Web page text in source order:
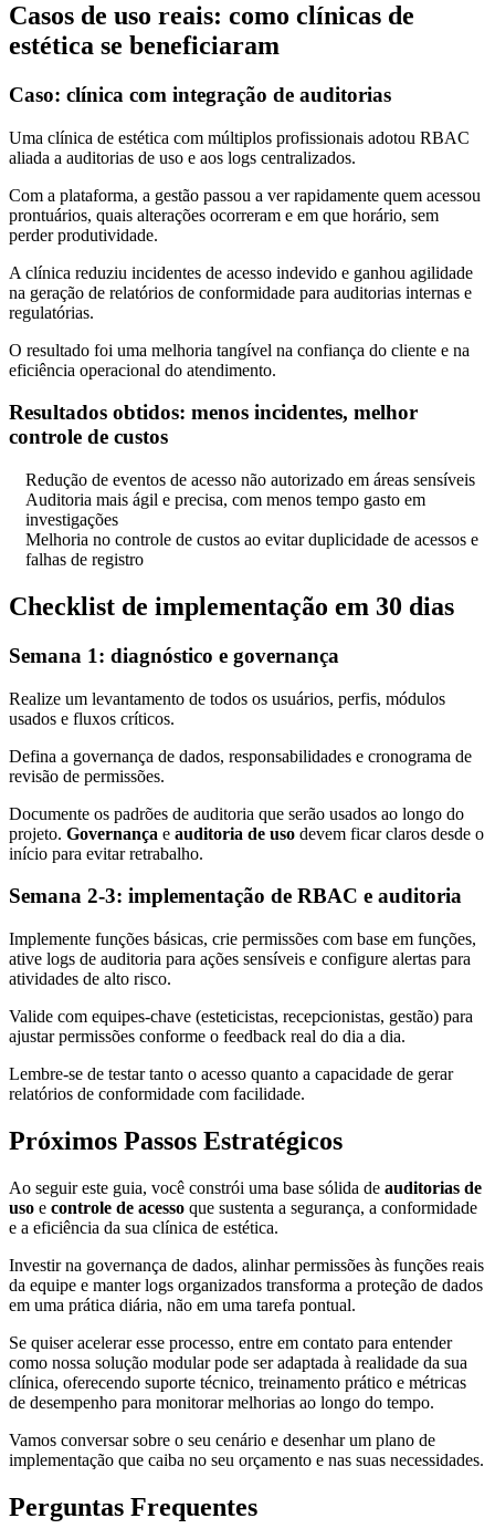
Casos de uso reais: como clínicas de
estética se beneficiaram
Caso: clínica com integração de auditorias
Uma clínica de estética com múltiplos profissionais adotou RBAC
aliada a auditorias de uso e aos logs centralizados.
Com a plataforma, a gestão passou a ver rapidamente quem acessou
prontuários, quais alterações ocorreram e em que horário, sem
perder produtividade.
A clínica reduziu incidentes de acesso indevido e ganhou agilidade
na geração de relatórios de conformidade para auditorias internas e
regulatórias.
O resultado foi uma melhoria tangível na confiança do cliente e na
eficiência operacional do atendimento.
Resultados obtidos: menos incidentes, melhor
controle de custos
Redução de eventos de acesso não autorizado em áreas sensíveis
Auditoria mais ágil e precisa, com menos tempo gasto em
investigações
Melhoria no controle de custos ao evitar duplicidade de acessos e
falhas de registro
Checklist de implementação em 30 dias
Semana 1: diagnóstico e governança
Realize um levantamento de todos os usuários, perfis, módulos
usados e fluxos críticos.
Defina a governança de dados, responsabilidades e cronograma de
revisão de permissões.
Documente os padrões de auditoria que serão usados ao longo do
projeto. Governança e auditoria de uso devem ficar claros desde o
início para evitar retrabalho.
Semana 2-3: implementação de RBAC e auditoria
Implemente funções básicas, crie permissões com base em funções,
ative logs de auditoria para ações sensíveis e configure alertas para
atividades de alto risco.
Valide com equipes-chave (esteticistas, recepcionistas, gestão) para
ajustar permissões conforme o feedback real do dia a dia.
Lembre-se de testar tanto o acesso quanto a capacidade de gerar
relatórios de conformidade com facilidade.
Próximos Passos Estratégicos
Ao seguir este guia, você constrói uma base sólida de auditorias de
uso e controle de acesso que sustenta a segurança, a conformidade
e a eficiência da sua clínica de estética.
Investir na governança de dados, alinhar permissões às funções reais
da equipe e manter logs organizados transforma a proteção de dados
em uma prática diária, não em uma tarefa pontual.
Se quiser acelerar esse processo, entre em contato para entender
como nossa solução modular pode ser adaptada à realidade da sua
clínica, oferecendo suporte técnico, treinamento prático e métricas
de desempenho para monitorar melhorias ao longo do tempo.
Vamos conversar sobre o seu cenário e desenhar um plano de
implementação que caiba no seu orçamento e nas suas necessidades.
Perguntas Frequentes